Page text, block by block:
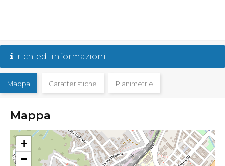
richiedi informazioni
Mappa Caratteristiche Planimetrie
Mappa
+
−